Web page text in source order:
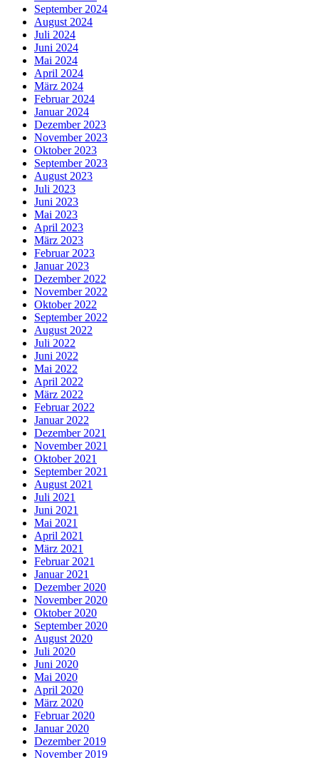
September 2024
August 2024
Juli 2024
Juni 2024
Mai 2024
April 2024
März 2024
Februar 2024
Januar 2024
Dezember 2023
November 2023
Oktober 2023
September 2023
August 2023
Juli 2023
Juni 2023
Mai 2023
April 2023
März 2023
Februar 2023
Januar 2023
Dezember 2022
November 2022
Oktober 2022
September 2022
August 2022
Juli 2022
Juni 2022
Mai 2022
April 2022
März 2022
Februar 2022
Januar 2022
Dezember 2021
November 2021
Oktober 2021
September 2021
August 2021
Juli 2021
Juni 2021
Mai 2021
April 2021
März 2021
Februar 2021
Januar 2021
Dezember 2020
November 2020
Oktober 2020
September 2020
August 2020
Juli 2020
Juni 2020
Mai 2020
April 2020
März 2020
Februar 2020
Januar 2020
Dezember 2019
November 2019